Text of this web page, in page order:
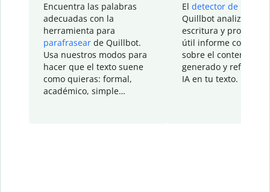
Encuentra las palabras
adecuadas con la
herramienta para
parafrasear de Quillbot.
Usa nuestros modos para
hacer que el texto suene
como quieras: formal,
académico, simple…
El detector de IA
Quillbot analiza tu
escritura y
útil informe con
sobre el contenido
generado y refinado
IA en tu texto.